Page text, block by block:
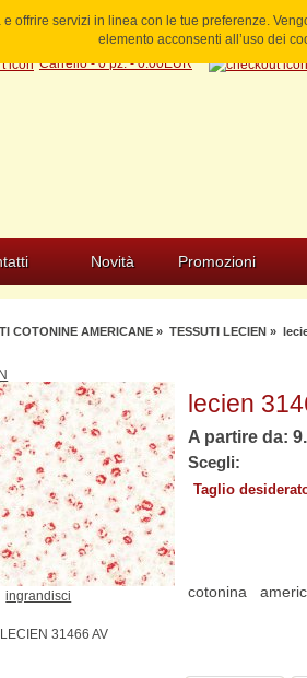
offrire servizi in linea con le tue preferenze.
elemento acconsenti all’uso dei
Carrello - 0 pz. - 0.00EUR
Novità Promozioni
COTONINE AMERICANE» TESSUTI LECIEN»
ingrandisci
lecien
A partire da:
Scegli:
Taglio
31466 AV
cotonina